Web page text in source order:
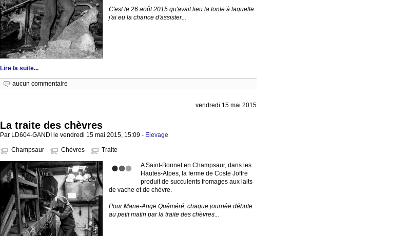
C'est le 26 août 2015 qu'avait lieu la tonte à laquelle
j'ai eu la chance d'assister...
Lire la suite...
aucun commentaire
vendredi 15 mai 2015
La traite des chèvres
Par LD604-GANDI le vendredi 15 mai 2015, 15:09 - Elevage
Champsaur Chèvres Traite
A Saint-Bonnet en Champsaur, dans les
Hautes-Alpes, la ferme de Coste Joffre
produit de succulents fromages aux laits
de vache et de chèvre.
Pour Marie-Ange Quéméré, chaque journée débute
au petit matin par la traite des chèvres...